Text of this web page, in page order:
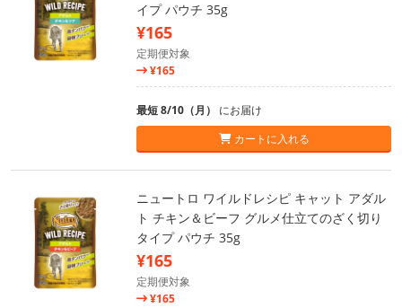
イプ パウチ 35g
¥165
定期便対象
¥165
最短 8/10（月） にお届け
カートに入れる
ニュートロ ワイルドレシピ キャット アダル
ト チキン＆ビーフ グルメ仕立てのざく切り
タイプ パウチ 35g
¥165
定期便対象
¥165